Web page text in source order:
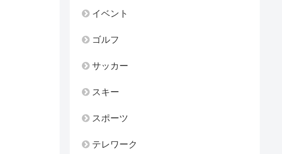
イベント
ゴルフ
サッカー
スキー
スポーツ
テレワーク